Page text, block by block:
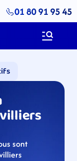
01 80 91 95 45
sont